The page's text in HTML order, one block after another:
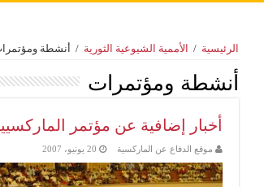
الرئيسية / الأممية الشيوعية الثورية / أنشطة
أنشطة ومؤتمرات
أخبار إضافية عن مؤتمر
موقع الدفاع عن الماركسية 20 يونيو، 2007